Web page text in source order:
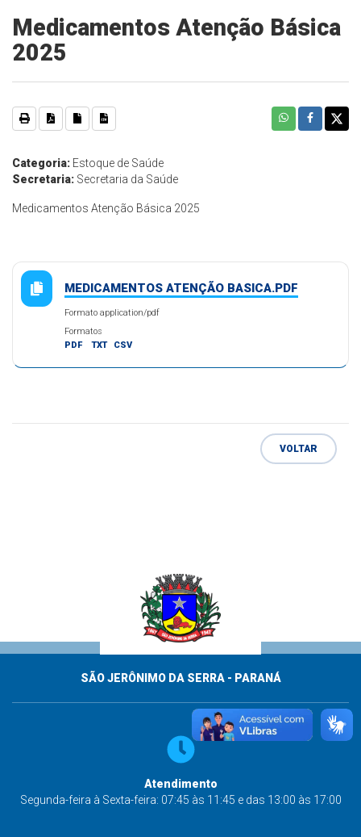
Medicamentos Atenção Básica
2025
Categoria: Estoque de Saúde
Secretaria: Secretaria da Saúde
Medicamentos Atenção Básica 2025
MEDICAMENTOS ATENÇÃO BASICA.PDF
Formato application/pdf
Formatos
PDF
TXT CSV
VOLTAR
SÃO JERÔNIMO DA SERRA - PARANÁ
Atendimento
Segunda-feira à Sexta-feira: 07:45 às 11:45 e das 13:00 às 17:00